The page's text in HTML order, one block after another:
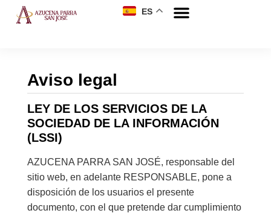
ES
Aviso legal
LEY DE LOS SERVICIOS DE LA
SOCIEDAD DE LA INFORMACIÓN
(LSSI)
AZUCENA PARRA SAN JOSÉ, responsable del
sitio web, en adelante RESPONSABLE, pone a
disposición de los usuarios el presente
documento, con el que pretende dar cumplimiento